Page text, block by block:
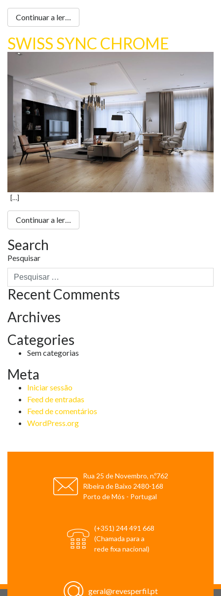
Continuar a ler…
SWISS SYNC CHROME
[…]
Continuar a ler…
Search
Pesquisar
Recent Comments
Archives
Categories
Sem categorias
Meta
Iniciar sessão
Feed de entradas
Feed de comentários
WordPress.org
Rua 25 de Novembro, n.º762
Ribeira de Baixo 2480-168
Porto de Mós - Portugal
(+351) 244 491 668
(Chamada para a
rede fixa nacional)
geral@revesperfil.pt